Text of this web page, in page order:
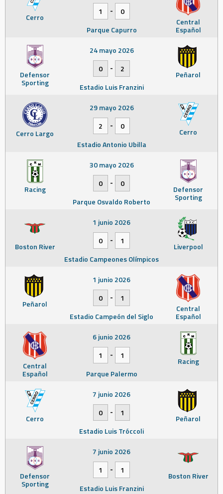
Cerro Central
Español
1 -
0
Parque Capurro
Defensor
Sporting
Peñarol
24 mayo 2026
0
-
2
Estadio Luis Franzini
Cerro Largo Cerro
29 mayo 2026
2
-
0
Estadio Antonio Ubilla
Racing Defensor
Sporting
30 mayo 2026
0
-
0
Parque Osvaldo Roberto
Boston River Liverpool
1 junio 2026
0
-
1
Estadio Campeones Olímpicos
Peñarol Central
Español
1 junio 2026
0
-
1
Estadio Campeón del Siglo
Central
Español
Racing
6 junio 2026
1
-
1
Parque Palermo
Cerro Peñarol
7 junio 2026
0
-
1
Estadio Luis Tróccoli
Defensor
Sporting
Boston River
7 junio 2026
1
-
1
Estadio Luis Franzini